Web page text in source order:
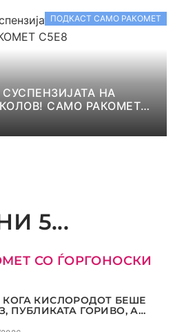
ПОДКАСТ САМО РАКОМЕТ
НА
САМО РАКОМЕТ
5...
СО ЃОРГОНОСКИ
КОГА КИСЛОРОДОТ БЕШЕ
ПУБЛИКАТА ГОРИВО, А